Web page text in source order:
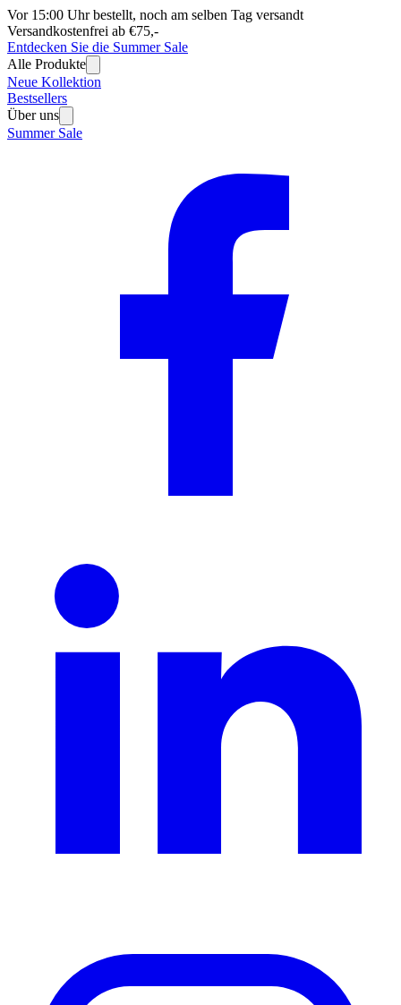
Vor 15:00 Uhr bestellt, noch am selben Tag versandt
Versandkostenfrei ab €75,-
Entdecken Sie die Summer Sale
Alle Produkte
Neue Kollektion
Bestsellers
Über uns
Summer Sale